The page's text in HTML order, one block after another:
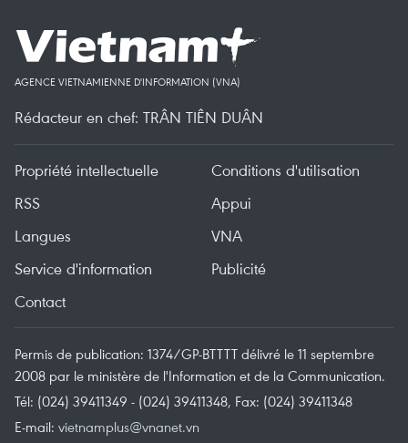
AGENCE VIETNAMIENNE D'INFORMATION (VNA)
Rédacteur en chef: TRÂN TIÊN DUÂN
Propriété intellectuelle
Conditions d'utilisation
RSS
Appui
Langues
VNA
Service d'information
Publicité
Contact
Permis de publication: 1374/GP-BTTTT délivré le 11 septembre
2008 par le ministère de l'Information et de la Communication.
Tél: (024) 39411349 - (024) 39411348, Fax: (024) 39411348
E-mail: vietnamplus@vnanet.vn